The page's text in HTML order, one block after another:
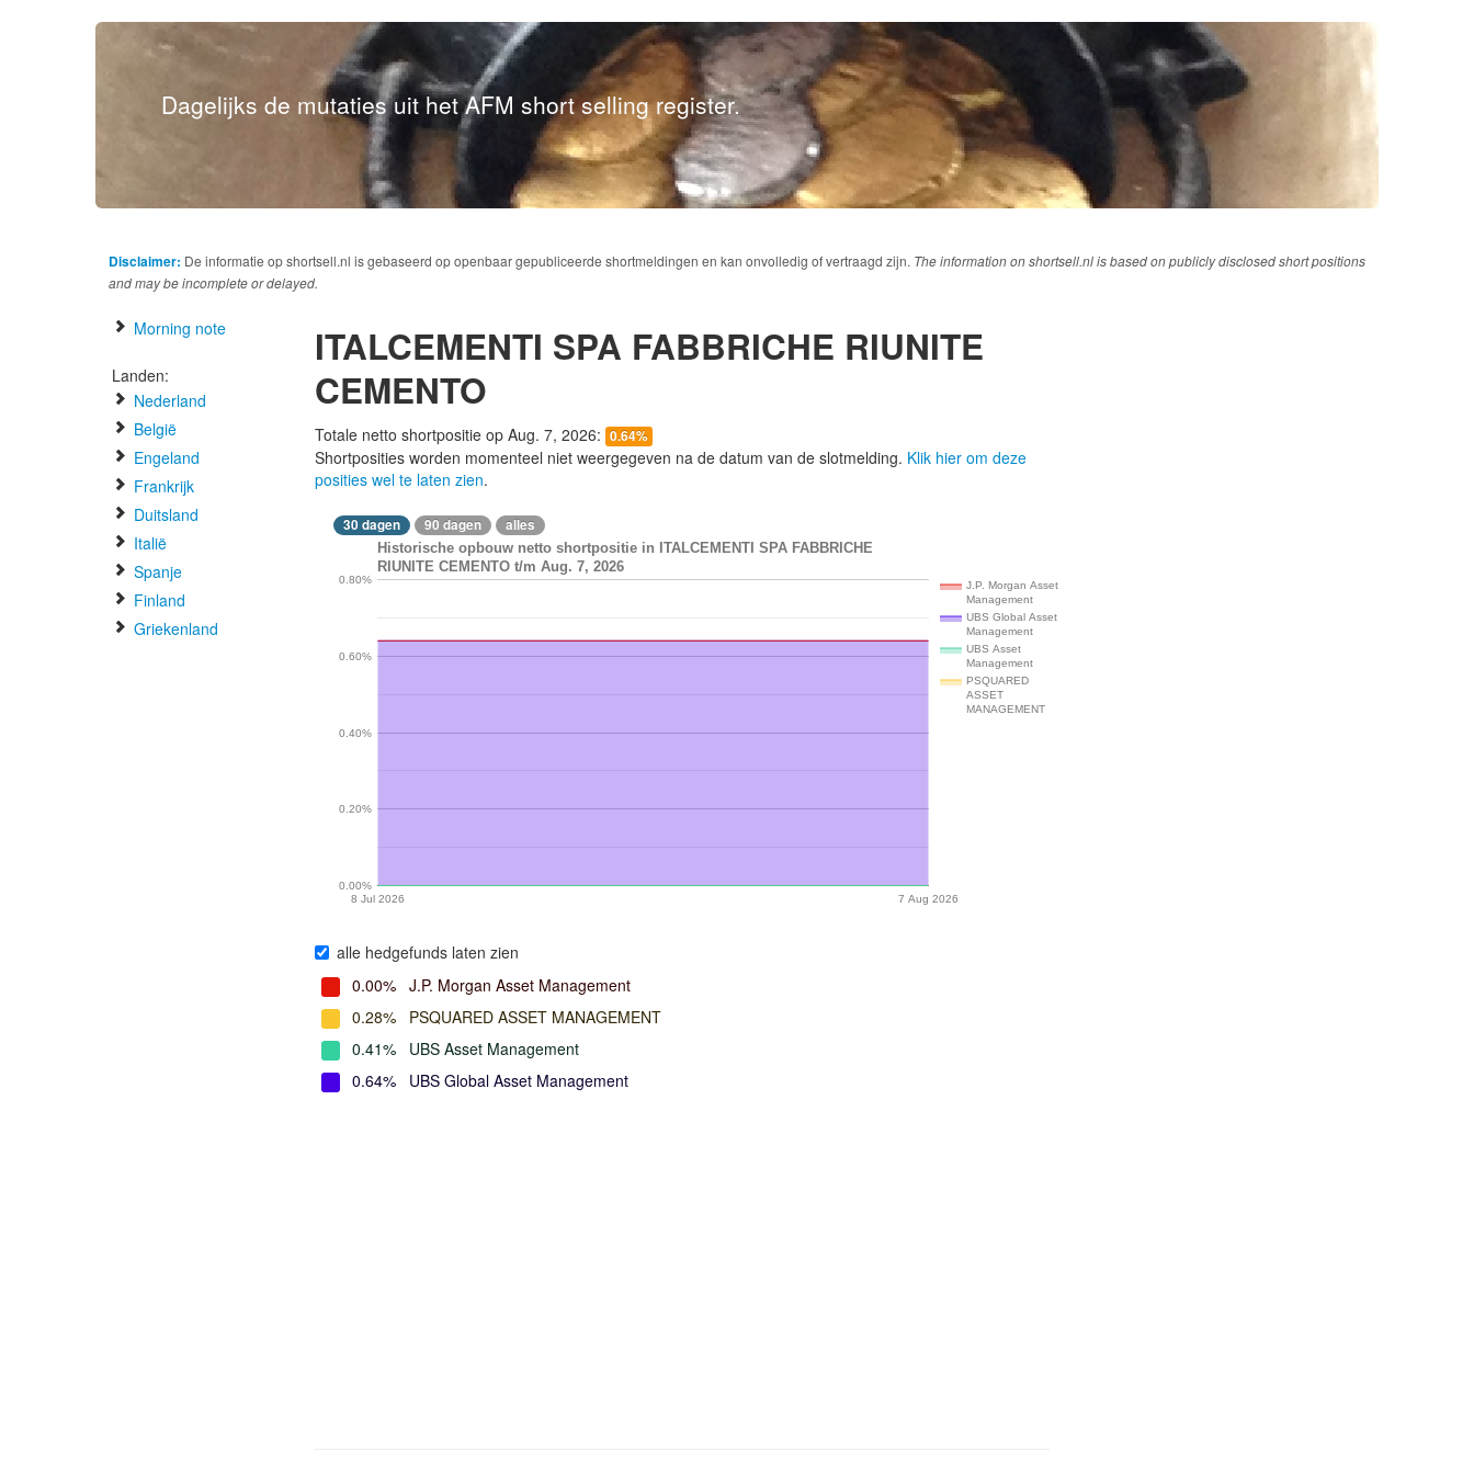
Dagelijks de mutaties uit het AFM short selling register.
Disclaimer: De informatie op shortsell.nl is gebaseerd op openbaar gepubliceerde shortmeldingen en kan onvolledig of vertraagd zijn. The information on shortsell.nl is based on publicly disclosed short positions
and may be incomplete or delayed.
Morning note
Landen:
Nederland
België
Engeland
Frankrijk
Duitsland
Italië
Spanje
Finland
Griekenland
ITALCEMENTI SPA FABBRICHE RIUNITE
CEMENTO
Totale netto shortpositie op Aug. 7, 2026: 0.64%
Shortposities worden momenteel niet weergegeven na de datum van de slotmelding. Klik hier om deze
posities wel te laten zien.
30 dagen 90 dagen alles
Historische opbouw netto shortpositie in ITALCEMENTI SPA FABBRICHE
RIUNITE CEMENTO t/m Aug. 7, 2026
J.P. Morgan Asset
Management
UBS Global Asset
Management
UBS Asset
Management
PSQUARED
ASSET
MANAGEMENT
8 Jul 2026 7 Aug 2026
0.00%
0.20%
0.40%
0.60%
0.80%
alle hedgefunds laten zien
0.00% J.P. Morgan Asset Management
0.28%
PSQUARED ASSET MANAGEMENT
0.41%
UBS Asset Management
0.64%
UBS Global Asset Management